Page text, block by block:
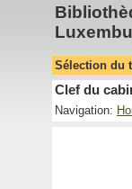
Sélection du
Clef du
Navigation: